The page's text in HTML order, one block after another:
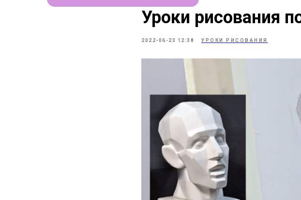
Уроки рисования
2022-06-23 12:38 УРОКИ РИСОВАНИЯ